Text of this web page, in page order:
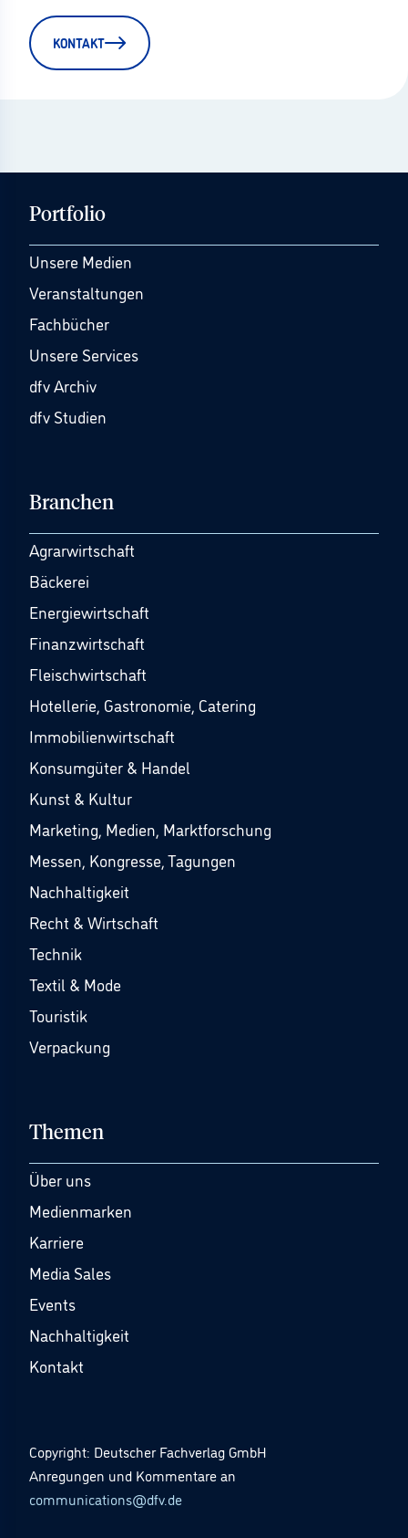
KONTAKT
Portfolio
Unsere Medien
Veranstaltungen
Fachbücher
Unsere Services
dfv Archiv
dfv Studien
Branchen
Agrarwirtschaft
Bäckerei
Energiewirtschaft
Finanzwirtschaft
Fleischwirtschaft
Hotellerie, Gastronomie, Catering
Immobilienwirtschaft
Konsumgüter & Handel
Kunst & Kultur
Marketing, Medien, Marktforschung
Messen, Kongresse, Tagungen
Nachhaltigkeit
Recht & Wirtschaft
Technik
Textil & Mode
Touristik
Verpackung
Themen
Über uns
Medienmarken
Karriere
Media Sales
Events
Nachhaltigkeit
Kontakt
Copyright: Deutscher Fachverlag GmbH
Anregungen und Kommentare an
communications@dfv.de